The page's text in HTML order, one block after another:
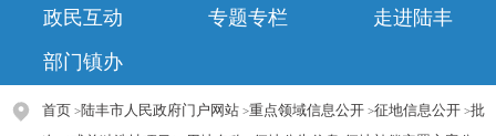
政民互动
专题专栏
走进陆丰
部门镇办
首页 >陆丰市人民政府门户网站>重点领域信息公开>征地信息公开>批